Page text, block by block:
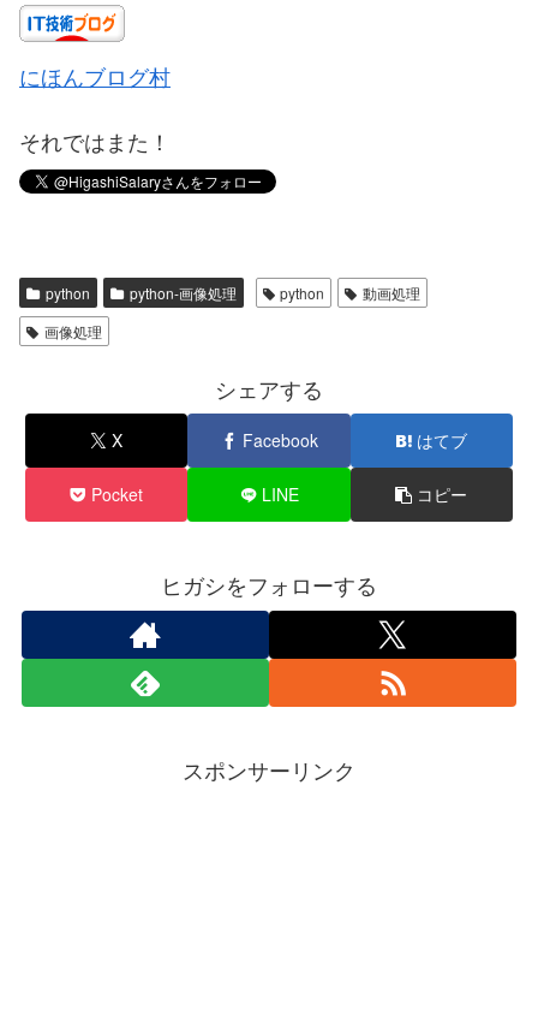
にほんブログ村
それではまた！
python python-画像処理 python
動画処理
画像処理
シェアする
X Facebook はてブ
Pocket LINE コピー
ヒガシをフォローする
スポンサーリンク